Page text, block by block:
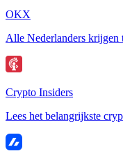
OKX
Alle Nederlanders
Crypto Insiders
Lees het belangrijkste